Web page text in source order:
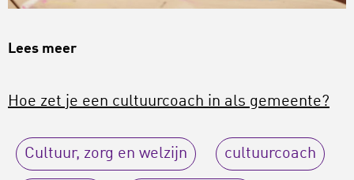
Lees meer
Hoe zet je een cultuurcoach in als gemeente?
Cultuur, zorg en welzijn cultuurcoach